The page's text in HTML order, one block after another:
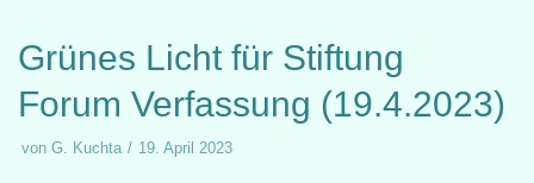
Grünes Licht für Stiftung
Forum Verfassung (19.4.2023)
von G. Kuchta 19. April 2023